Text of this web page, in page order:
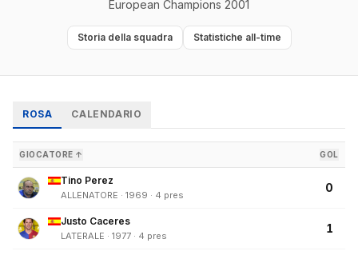
European Champions 2001
Storia della squadra Statistiche all-time
ROSA CALENDARIO
GIOCATORE ↑ GOL
Tino Perez
ALLENATORE · 1969 · 4 pres
0
Justo Caceres
LATERALE · 1977 · 4 pres
1